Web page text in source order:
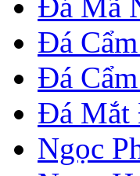
Đá Mã
Đá
Đá
Đá Mắt
Ngọc